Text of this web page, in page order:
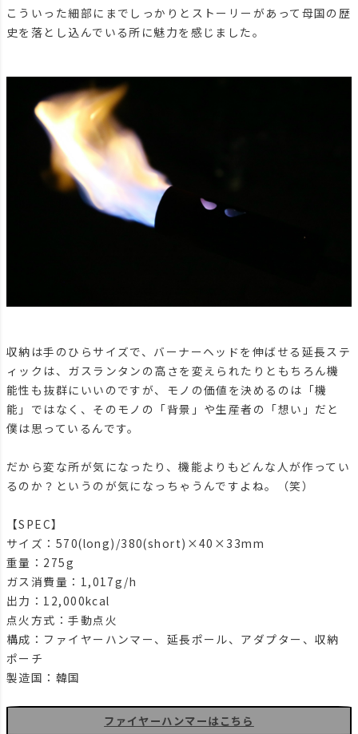
こういった細部にまでしっかりとストーリーがあって母国の歴
史を落とし込んでいる所に魅力を感じました。
収納は手のひらサイズで、バーナーヘッドを伸ばせる延長ステ
ィックは、ガスランタンの高さを変えられたりともちろん機
能性も抜群にいいのですが、モノの価値を決めるのは「機
能」ではなく、そのモノの「背景」や生産者の「想い」だと
僕は思っているんです。
だから変な所が気になったり、機能よりもどんな人が作ってい
るのか？というのが気になっちゃうんですよね。（笑）
【SPEC】
サイズ：570(long)/380(short)×40×33mm
重量：275g
ガス消費量：1,017g/h
出力：12,000kcal
点火方式：手動点火
構成：ファイヤーハンマー、延長ポール、アダプター、収納
ポーチ
製造国：韓国
ファイヤーハンマーはこちら